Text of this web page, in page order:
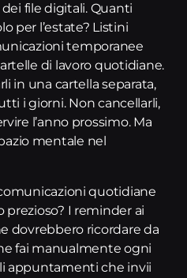
dei file digitali. Quanti
per l’estate? Listini
temporanee
di lavoro quotidiane.
in una cartella separata,
i giorni. Non cancellarli,
l’anno prossimo. Ma
mentale nel
quotidiane
I reminder ai
dovrebbero ricordare da
fai manualmente ogni
appuntamenti che invii